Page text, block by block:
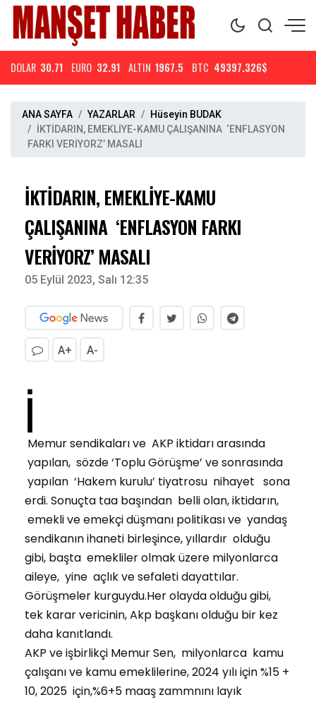
DOLAR 30.71 EURO 32.91 ALTIN 1967.5 BTC 49397.326$
ANA SAYFA YAZARLAR
Hüseyin BUDAK
İKTİDARIN, EMEKLİYE-KAMU ÇALIŞANINA ‘ENFLASYON
FARKI VERİYORZ’ MASALI
İKTİDARIN, EMEKLİYE-KAMU
ÇALIŞANINA ‘ENFLASYON FARKI
VERİYORZ’ MASALI
05 Eylül 2023, Salı 12:35
A+ A-
İ
Memur sendikaları ve AKP iktidarı arasında
yapılan, sözde ‘Toplu Görüşme’ ve sonrasında
yapılan ‘Hakem kurulu’ tiyatrosu nihayet sona
erdi. Sonuçta taa başından belli olan, iktidarın,
emekli ve emekçi düşmanı politikası ve yandaş
sendikanın ihaneti birleşince, yıllardır olduğu
gibi, başta emekliler olmak üzere milyonlarca
aileye, yine açlık ve sefaleti dayattılar.
Görüşmeler kurguydu.Her olayda olduğu gibi,
tek karar vericinin, Akp başkanı olduğu bir kez
daha kanıtlandı.
AKP ve işbirlikçi Memur Sen, milyonlarca kamu
çalışanı ve kamu emeklilerine, 2024 yılı için %15 +
10, 2025 için,%6+5 maaş zammnını layık